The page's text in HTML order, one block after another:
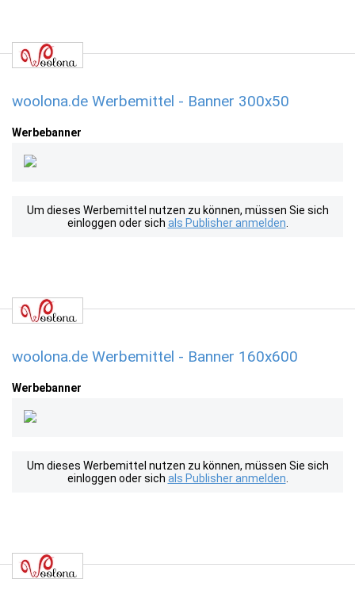
woolona.de Werbemittel - Banner 300x50
Werbebanner
Um dieses Werbemittel nutzen zu können, müssen Sie sich
einloggen oder sich als Publisher anmelden
woolona.de Werbemittel - Banner 160x600
Werbebanner
Um dieses Werbemittel nutzen zu können, müssen Sie sich
einloggen oder sich als Publisher anmelden